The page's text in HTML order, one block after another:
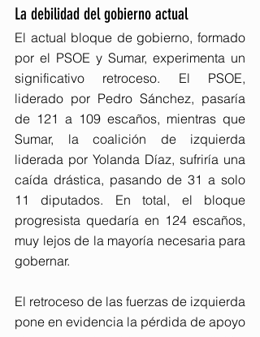
La debilidad del gobierno actual
El actual bloque de gobierno, formado
por el PSOE y Sumar, experimenta un
significativo retroceso. El PSOE,
liderado por Pedro Sánchez, pasaría
de 121 a 109 escaños, mientras que
Sumar, la coalición de izquierda
liderada por Yolanda Díaz, sufriría una
caída drástica, pasando de 31 a solo
11 diputados. En total, el bloque
progresista quedaría en 124 escaños,
muy lejos de la mayoría necesaria para
gobernar.
El retroceso de las fuerzas de izquierda
pone en evidencia la pérdida de apoyo